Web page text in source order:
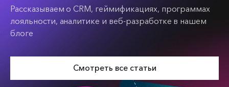
Рассказываем о CRM, геймификациях, программах
лояльности, аналитике и веб-разработке в нашем
блоге
Смотреть все статьи